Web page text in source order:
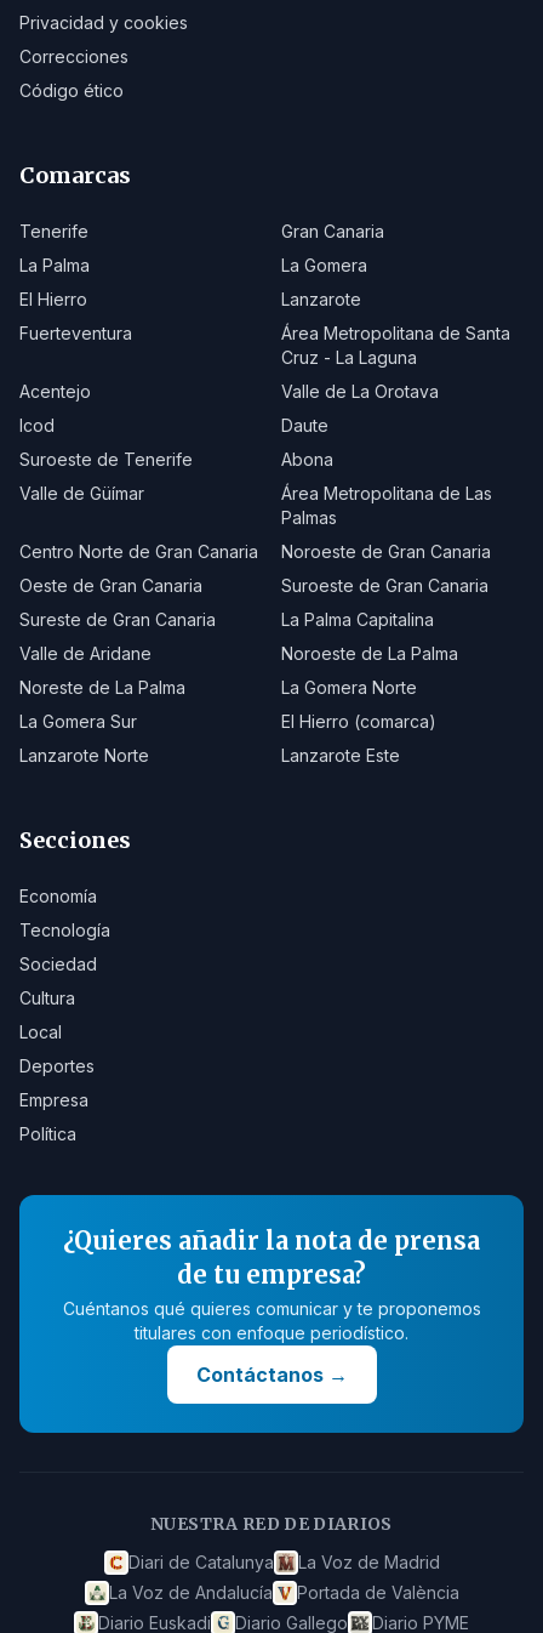
Privacidad y cookies
Correcciones
Código ético
Comarcas
Tenerife
Gran Canaria
La Palma
La Gomera
El Hierro
Lanzarote
Fuerteventura
Área Metropolitana de Santa
Cruz - La Laguna
Acentejo
Valle de La Orotava
Icod
Daute
Suroeste de Tenerife
Abona
Valle de Güímar
Área Metropolitana de Las
Palmas
Centro Norte de Gran Canaria
Noroeste de Gran Canaria
Oeste de Gran Canaria
Suroeste de Gran Canaria
Sureste de Gran Canaria
La Palma Capitalina
Valle de Aridane
Noroeste de La Palma
Noreste de La Palma
La Gomera Norte
La Gomera Sur
El Hierro (comarca)
Lanzarote Norte
Lanzarote Este
Secciones
Economía
Tecnología
Sociedad
Cultura
Local
Deportes
Empresa
Política
¿Quieres añadir la nota de prensa
de tu empresa?
Cuéntanos qué quieres comunicar y te proponemos
titulares con enfoque periodístico.
Contáctanos→
NUESTRA RED DE DIARIOS
Diari de Catalunya
La Voz de Madrid
La Voz de Andalucía
Portada de València
Diario Euskadi
Diario Gallego Diario PYME